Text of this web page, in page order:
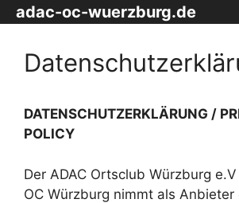
Zum
Inhalt
adac-oc-wuerzburg.de
DATENSCHUTZERKLÄRUNG /
POLICY
Der ADAC Ortsclub Würzburg
OC Würzburg nimmt als Anbieter